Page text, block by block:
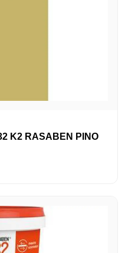
K2 RASABEN PINO